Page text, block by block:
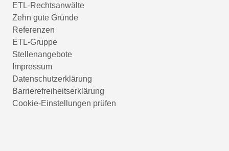
ETL-Rechtsanwälte
Zehn gute Gründe
Referenzen
ETL-Gruppe
Stellenangebote
Impressum
Datenschutzerklärung
Barrierefreiheitserklärung
Cookie-Einstellungen prüfen